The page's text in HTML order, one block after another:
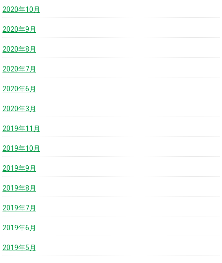
2020年10月
2020年9月
2020年8月
2020年7月
2020年6月
2020年3月
2019年11月
2019年10月
2019年9月
2019年8月
2019年7月
2019年6月
2019年5月